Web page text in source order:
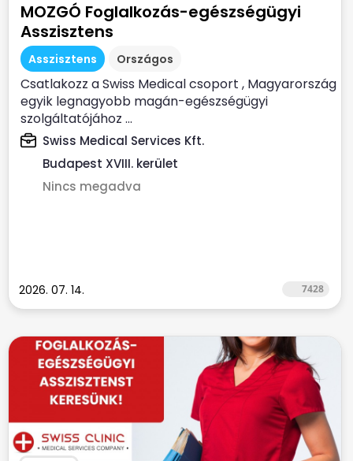
MOZGÓ Foglalkozás-egészségügyi
Asszisztens
Asszisztens Országos
Csatlakozz a Swiss Medical csoport , Magyarország
egyik legnagyobb magán-egészségügyi
szolgáltatójához ...
Swiss Medical Services Kft.
Budapest XVIII. kerület
Nincs megadva
2026. 07. 14. 7428